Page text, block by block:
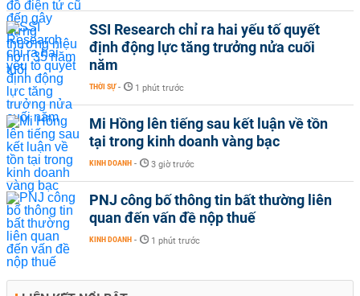
SSI Research chỉ ra hai yếu tố quyết
định động lực tăng trưởng nửa cuối
năm
THỜI SỰ - 1 phút trước
Mi Hồng lên tiếng sau kết luận về tồn
tại trong kinh doanh vàng bạc
KINH DOANH - 3 giờ trước
PNJ công bố thông tin bất thường liên
quan đến vấn đề nộp thuế
KINH DOANH - 1 phút trước